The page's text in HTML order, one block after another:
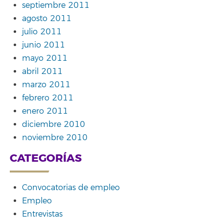
septiembre 2011
agosto 2011
julio 2011
junio 2011
mayo 2011
abril 2011
marzo 2011
febrero 2011
enero 2011
diciembre 2010
noviembre 2010
CATEGORÍAS
Convocatorias de empleo
Empleo
Entrevistas